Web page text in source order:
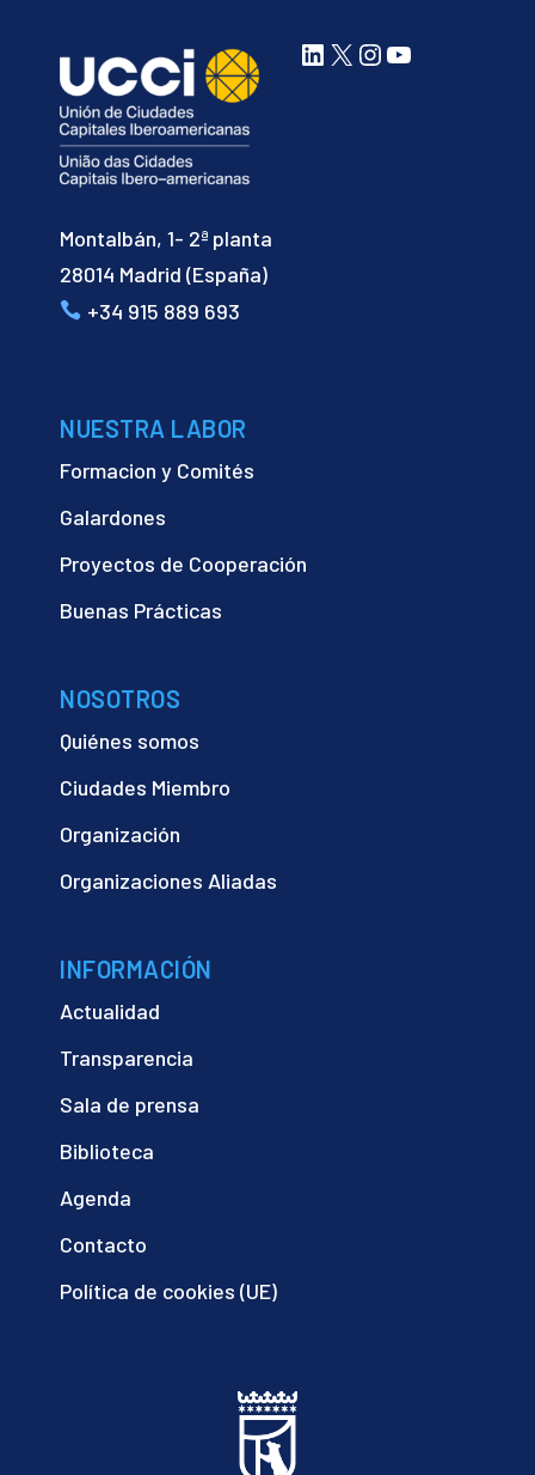
Montalbán, 1- 2ª planta
28014 Madrid (España)
+34 915 889 693
LinkedIn
X Instagram
YouTube
NUESTRA LABOR
Formacion y Comités
Galardones
Proyectos de Cooperación
Buenas Prácticas
NOSOTROS
Quiénes somos
Ciudades Miembro
Organización
Organizaciones Aliadas
INFORMACIÓN
Actualidad
Transparencia
Sala de prensa
Biblioteca
Agenda
Contacto
Política de cookies (UE)